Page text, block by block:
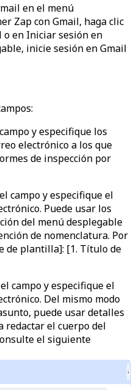
en el menú
Zap con Gmail, haga clic
o en Iniciar sesión en
inicie sesión en Gmail
y especifique los
electrónico a los que
de inspección por
campo y especifique el
Puede usar los
del menú desplegable
de nomenclatura. Por
de plantilla]: [1. Título de
campo y especifique el
Del mismo modo
puede usar detalles
redactar el cuerpo del
el siguiente